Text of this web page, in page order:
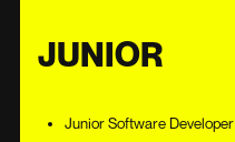
JUNIOR
Junior Software Developer